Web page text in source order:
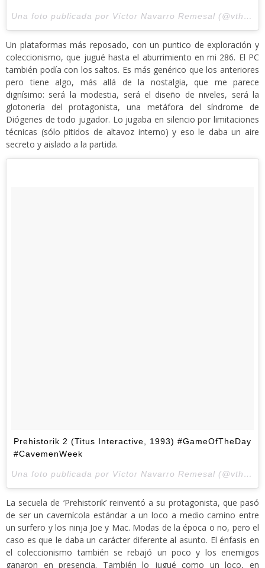
Una foto publicada por Víctor Navarro Remesal (@vthewanderer) el
Un plataformas más reposado, con un puntico de exploración y
coleccionismo, que jugué hasta el aburrimiento en mi 286. El PC
también podía con los saltos. Es más genérico que los anteriores
pero tiene algo, más allá de la nostalgia, que me parece
dignísimo: será la modestia, será el diseño de niveles, será la
glotonería del protagonista, una metáfora del síndrome de
Diógenes de todo jugador. Lo jugaba en silencio por limitaciones
técnicas (sólo pitidos de altavoz interno) y eso le daba un aire
secreto y aislado a la partida.
Prehistorik 2 (Titus Interactive, 1993) #GameOfTheDay
#CavemenWeek
Una foto publicada por Víctor Navarro Remesal (@vthewanderer) el
La secuela de ‘Prehistorik’ reinventó a su protagonista, que pasó
de ser un cavernícola estándar a un loco a medio camino entre
un surfero y los ninja Joe y Mac. Modas de la época o no, pero el
caso es que le daba un carácter diferente al asunto. El énfasis en
el coleccionismo también se rebajó un poco y los enemigos
ganaron en presencia. También lo jugué como un loco, en